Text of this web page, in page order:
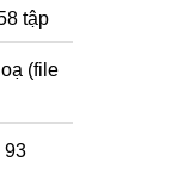
tập
(file
93